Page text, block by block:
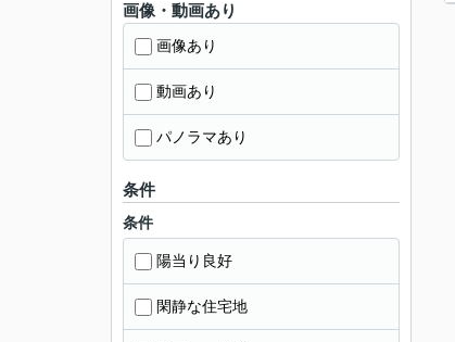
画像・動画あり
画像あり
動画あり
パノラマあり
条件
条件
陽当り良好
閑静な住宅地